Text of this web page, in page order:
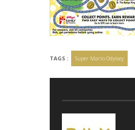
TAGS : Super Mario Odyssey